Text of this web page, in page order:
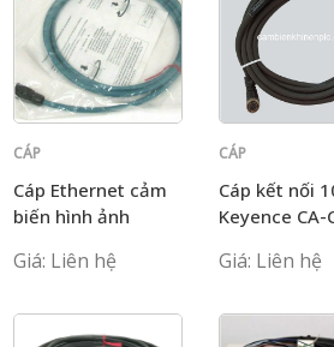
CÁP
Cáp Ethernet cảm
biến hình ảnh
Giá: Liên hệ
CÁP
Cáp kết nối
Keyence CA-
Giá: Liên hệ